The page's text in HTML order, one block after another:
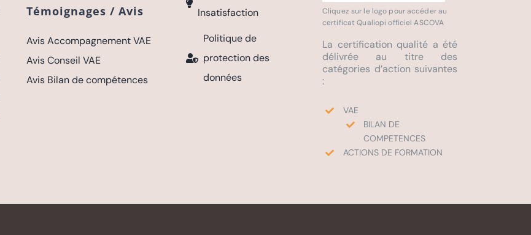
Témoignages / Avis
Avis Accompagnement VAE
Avis Conseil VAE
Avis Bilan de compétences
Insatisfaction
Politique de
protection des
données
Cliquez sur le logo pour accéder au
certificat Qualiopi officiel ASCOVA
La certification qualité a été
délivrée au titre des
catégories d’action suivantes
:
VAE
BILAN DE
COMPETENCES
ACTIONS DE FORMATION